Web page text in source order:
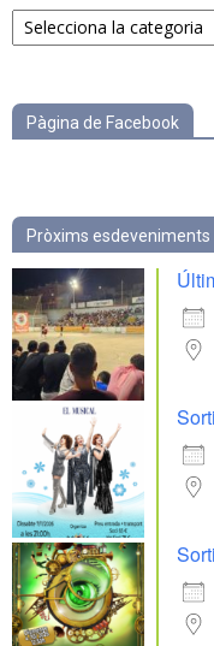
Notícies
per
Pàgina de Facebook
Pròxims esdeveniments